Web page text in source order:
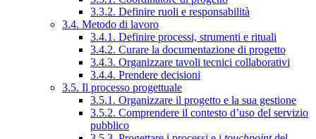
3.3.2. Definire ruoli e responsabilità
3.4. Metodo di lavoro
3.4.1. Definire processi, strumenti e rituali
3.4.2. Curare la documentazione di progetto
3.4.3. Organizzare tavoli tecnici collaborativi
3.4.4. Prendere decisioni
3.5. Il processo progettuale
3.5.1. Organizzare il progetto e la sua gestione
3.5.2. Comprendere il contesto d’uso del servizio
pubblico